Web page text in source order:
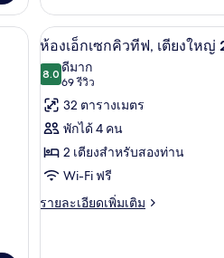
ไซส์
1
เตียง
เกี่ยว
กับ
ห้อง
ลัก
เตียง
คิง
เตียง
ส์ 1 เตียง | เครื่องนอนป้องกันสารก่อภูมิแพ้
เปิด
ภาพถ่าย
ทั้งหมด
ของ
ห้อง
เอ็ก
เซก
11
ห้องเอ็กเซกคิวทีฟ, เตียงใหญ่
8.08.0 จาก 10
ดีมาก
69 รีวิว
(69
รีวิว)
32 ตารางเมตร
พักได้ 4 คน
2 เตียงสำหรับสองท่าน
Wi-Fi ฟรี
รายละเอียดเพิ่มเติม
ราย